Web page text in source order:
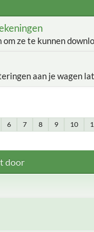
om ze te kunnen
aan je wagen
6 7 8 9 10
door